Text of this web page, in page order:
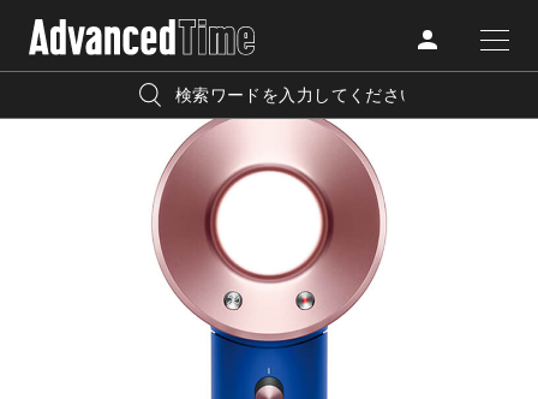
FASHION
BEAUTY
AdvancedClub
『AdvancedTime』は、自由でしなやかに生きるハイエンド
な大人達におくる、スペシャルイシュー満載のメディア。
高感度なファッション、カルチャーに溺愛、未知の幅広い
教養を求め、今までの人生で積んだ経験、知見を余裕をも
人気の検索キーワード
プレゼント
リゾート インテリア